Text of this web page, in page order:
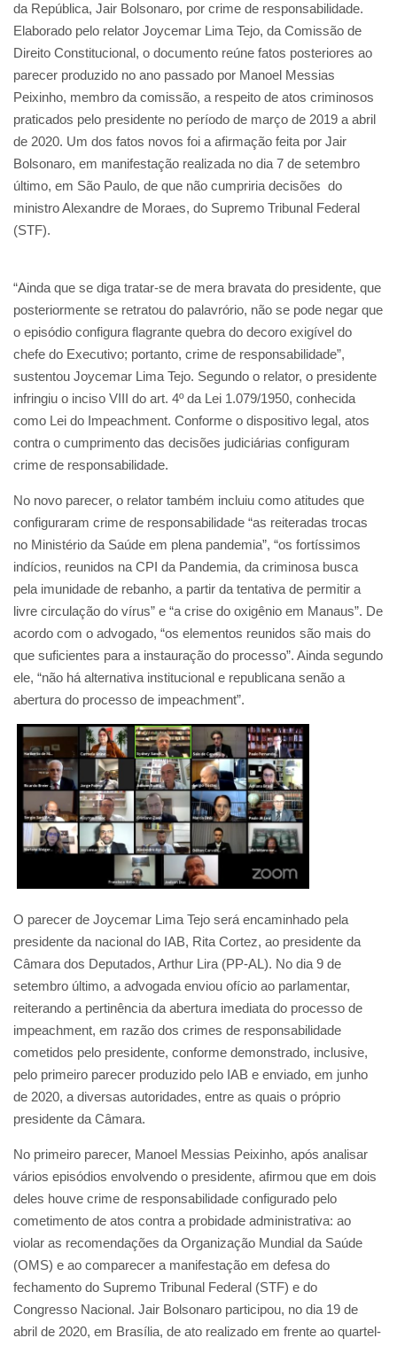
da República, Jair Bolsonaro, por crime de responsabilidade.
Elaborado pelo relator Joycemar Lima Tejo, da Comissão de
Direito Constitucional, o documento reúne fatos posteriores ao
parecer produzido no ano passado por Manoel Messias
Peixinho, membro da comissão, a respeito de atos criminosos
praticados pelo presidente no período de março de 2019 a abril
de 2020. Um dos fatos novos foi a afirmação feita por Jair
Bolsonaro, em manifestação realizada no dia 7 de setembro
último, em São Paulo, de que não cumpriria decisões do
ministro Alexandre de Moraes, do Supremo Tribunal Federal
(STF).
“Ainda que se diga tratar-se de mera bravata do presidente, que
posteriormente se retratou do palavrório, não se pode negar que
o episódio configura flagrante quebra do decoro exigível do
chefe do Executivo; portanto, crime de responsabilidade”,
sustentou Joycemar Lima Tejo. Segundo o relator, o presidente
infringiu o inciso VIII do art. 4º da Lei 1.079/1950, conhecida
como Lei do Impeachment. Conforme o dispositivo legal, atos
contra o cumprimento das decisões judiciárias configuram
crime de responsabilidade.
No novo parecer, o relator também incluiu como atitudes que
configuraram crime de responsabilidade “as reiteradas trocas
no Ministério da Saúde em plena pandemia”, “os fortíssimos
indícios, reunidos na CPI da Pandemia, da criminosa busca
pela imunidade de rebanho, a partir da tentativa de permitir a
livre circulação do vírus” e “a crise do oxigênio em Manaus”. De
acordo com o advogado, “os elementos reunidos são mais do
que suficientes para a instauração do processo”. Ainda segundo
ele, “não há alternativa institucional e republicana senão a
abertura do processo de impeachment”.
O parecer de Joycemar Lima Tejo será encaminhado pela
presidente da nacional do IAB, Rita Cortez, ao presidente da
Câmara dos Deputados, Arthur Lira (PP-AL). No dia 9 de
setembro último, a advogada enviou ofício ao parlamentar,
reiterando a pertinência da abertura imediata do processo de
impeachment, em razão dos crimes de responsabilidade
cometidos pelo presidente, conforme demonstrado, inclusive,
pelo primeiro parecer produzido pelo IAB e enviado, em junho
de 2020, a diversas autoridades, entre as quais o próprio
presidente da Câmara.
No primeiro parecer, Manoel Messias Peixinho, após analisar
vários episódios envolvendo o presidente, afirmou que em dois
deles houve crime de responsabilidade configurado pelo
cometimento de atos contra a probidade administrativa: ao
violar as recomendações da Organização Mundial da Saúde
(OMS) e ao comparecer a manifestação em defesa do
fechamento do Supremo Tribunal Federal (STF) e do
Congresso Nacional. Jair Bolsonaro participou, no dia 19 de
abril de 2020, em Brasília, de ato realizado em frente ao quartel-